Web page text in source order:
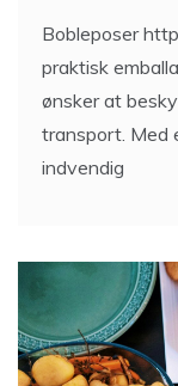
Bobleposer
praktisk
ønsker at
transport. Med
indvendig